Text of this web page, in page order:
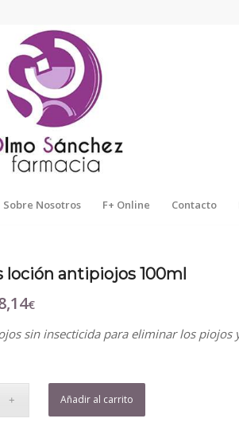
Sobre Nosotros F+ Online Contacto
loción antipiojos 100ml
€El
actual
18,14€.
sin insecticida para eliminar los piojos
Añadir al carrito